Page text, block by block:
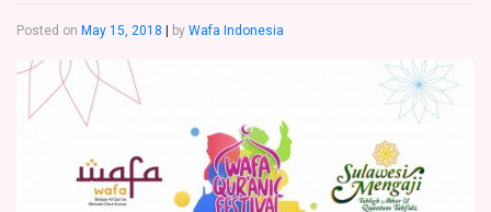
Posted on May 15, 2018 by Wafa Indonesia